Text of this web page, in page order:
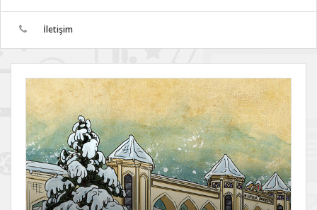
İletişim